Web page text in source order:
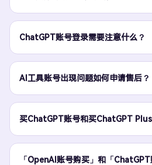
ChatGPT账号登录需要注意什么？
AI工具账号出现问题如何申请售后？
买ChatGPT账号和买ChatGPT Plus
「OpenAI账号购买」和「